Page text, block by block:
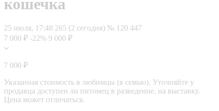
кошечка
25 июля, 17:48 265 (2 сегодня) № 120 447
7 000 ₽ -22% 9 000 ₽
7 000 ₽
Указанная стоимость в любимцы (в семью). Уточняйте у
продавца доступен ли питомец в разведение, на выставку.
Цена может отличаться.